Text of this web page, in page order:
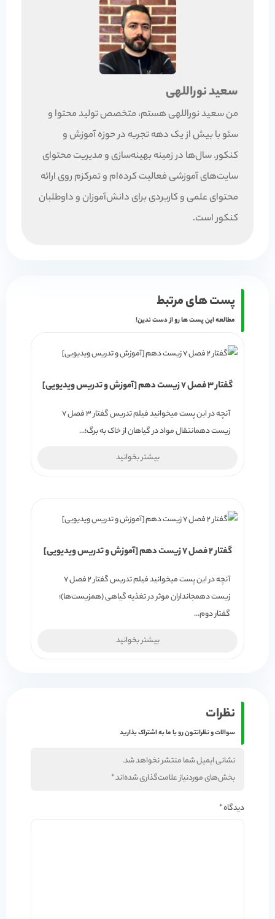
سعید نوراللهی
من سعید نوراللهی هستم، متخصص تولید محتوا و
سئو با بیش از یک دهه تجربه در حوزه آموزش و
کنکور. سال‌ها در زمینه بهینه‌سازی و مدیریت محتوای
سایت‌های آموزشی فعالیت کرده‌ام و تمرکزم روی ارائه
محتوای علمی و کاربردی برای دانش‌آموزان و داوطلبان
کنکور است.
پست های مرتبط
مطالعه این پست ها رو از دست ندین!
گفتار 3 فصل 7 زیست دهم [آموزش و تدریس ویدیویی]
آنچه در این پست میخوانید فیلم تدریس گفتار 3 فصل 7
زیست دهمانتقال مواد در گیاهان از خاک به برگ؛…
بیشتر بخوانید
گفتار 2 فصل 7 زیست دهم [آموزش و تدریس ویدیویی]
آنچه در این پست میخوانید فیلم تدریس گفتار 2 فصل 7
زیست دهمجانداران موثر در تغذیه گیاهی (همزیست‌ها)؛
گفتار دوم…
بیشتر بخوانید
نظرات
سوالات و نظراتتون رو با ما به اشتراک بذارید
نشانی ایمیل شما منتشر نخواهد شد.
بخش‌های موردنیاز علامت‌گذاری شده‌اند*
دیدگاه*